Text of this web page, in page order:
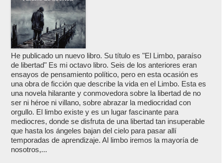
He publicado un nuevo libro. Su título es "El Limbo, paraíso
de libertad" Es mi octavo libro. Seis de los anteriores eran
ensayos de pensamiento político, pero en esta ocasión es
una obra de ficción que describe la vida en el Limbo. Esta es
una novela hilarante y conmovedora sobre la libertad de no
ser ni héroe ni villano, sobre abrazar la mediocridad con
orgullo. El limbo existe y es un lugar fascinante para
mediocres, donde se disfruta de una libertad tan insuperable
que hasta los ángeles bajan del cielo para pasar allí
temporadas de aprendizaje. Al limbo iremos la mayoría de
nosotros,...